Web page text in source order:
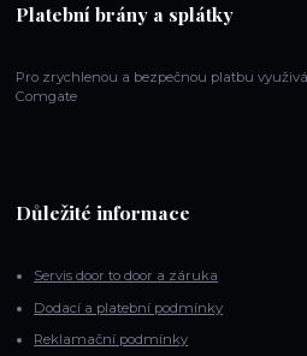
Platební brány a splátky
Pro zrychlenou a bezpečnou platbu
Comgate
Důležité informace
Servis door to door a záruka
Dodací a platební podmínky
Reklamační podmínky